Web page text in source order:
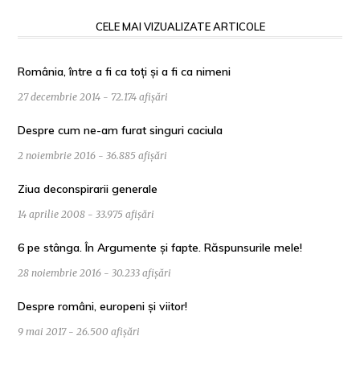
CELE MAI VIZUALIZATE ARTICOLE
România, între a fi ca toți și a fi ca nimeni
27 decembrie 2014 - 72.174 afișări
Despre cum ne-am furat singuri caciula
2 noiembrie 2016 - 36.885 afișări
Ziua deconspirarii generale
14 aprilie 2008 - 33.975 afișări
6 pe stânga. În Argumente și fapte. Răspunsurile mele!
28 noiembrie 2016 - 30.233 afișări
Despre români, europeni și viitor!
9 mai 2017 - 26.500 afișări